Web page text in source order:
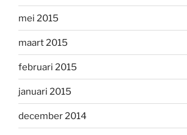
mei 2015
maart 2015
februari 2015
januari 2015
december 2014